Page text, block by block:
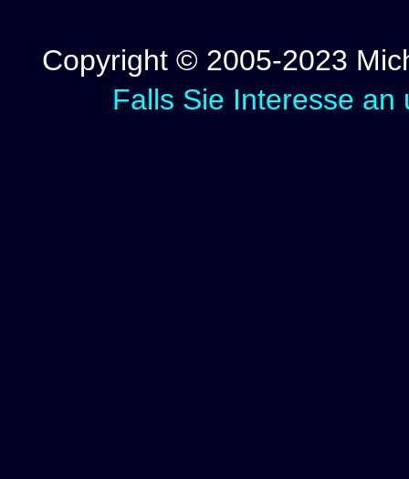
Copyright © 2005-2023
Falls Sie Interesse